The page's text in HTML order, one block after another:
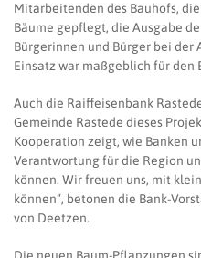
Mitarbeitenden des Bauhofs,
Bäume gepflegt, die Ausgabe
Bürgerinnen und Bürger bei
Einsatz war maßgeblich für den
Auch die Raiffeisenbank
Gemeinde Rastede dieses
Kooperation zeigt, wie Banken
Verantwortung für die Region
können. Wir freuen uns, mit
können“, betonen die Bank-
von Deetzen.